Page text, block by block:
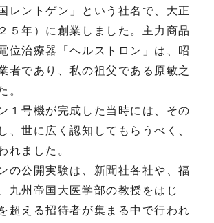
レントゲン」という社名で、大正
５年）に創業しました。主力商品
位治療器「ヘルストロン」は、昭
者であり、私の祖父である原敏之
。
１号機が完成した当時には、その
、世に広く認知してもらうべく、
れました。
の公開実験は、新聞社各社や、福
九州帝国大医学部の教授をはじ
超える招待者が集まる中で行われ